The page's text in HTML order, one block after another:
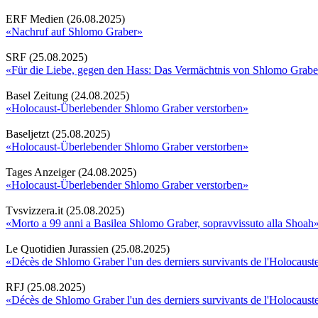
ERF Medien (26.08.2025)
«Nachruf auf Shlomo Graber»
SRF (25.08.2025)
«Für die Liebe, gegen den Hass: Das Vermächtnis von Shlomo
Basel Zeitung (24.08.2025)
«Holocaust-Überlebender Shlomo Graber verstorben»
Baseljetzt (25.08.2025)
«Holocaust-Überlebender Shlomo Graber verstorben»
Tages Anzeiger (24.08.2025)
«Holocaust-Überlebender Shlomo Graber verstorben»
Tvsvizzera.it (25.08.2025)
«Morto a 99 anni a Basilea Shlomo Graber, sopravvissuto alla Shoah»
Le Quotidien Jurassien (25.08.2025)
«Décès de Shlomo Graber l'un des derniers survivants de
RFJ (25.08.2025)
«Décès de Shlomo Graber l'un des derniers survivants de